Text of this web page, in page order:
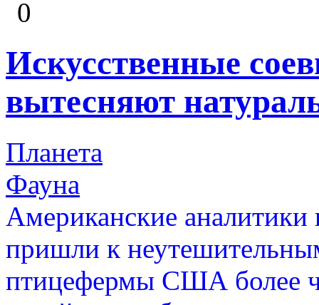
0
Искусственные
вытесняют
Планета
Фауна
Американские аналитики
пришли к
птицефермы США более